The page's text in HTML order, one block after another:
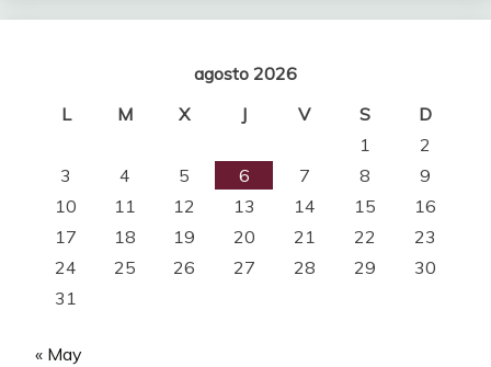
agosto 2026
L
M X J V S
D
1
2
3
4 5 6 7 8
9
10
11 12 13 14 15
16
17
18 19 20 21 22
23
24
25 26 27 28 29
30
31
« May